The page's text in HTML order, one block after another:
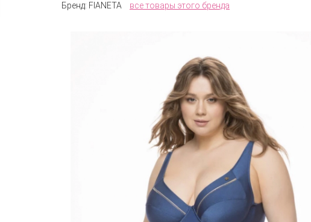
Бренд: FIANETA все товары этого бренда